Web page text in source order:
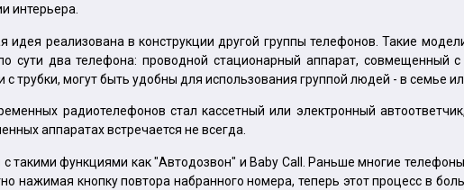
интерьера.
реализована в конструкции другой группы телефонов. Такие
сути два телефона: проводной стационарный аппарат,
с трубки, могут быть удобны для использования группой людей - в семье
радиотелефонов стал кассетный или электронный
аппаратах встречается не всегда.
такими функциями как "Автодозвон" и Baby Call. Раньше многие
нажимая кнопку повтора набранного номера, теперь этот процесс в